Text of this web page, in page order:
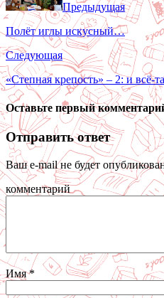
Предыдущая
Полёт иглы искусный…
Следующая
«Степная крепость» – 2: и всё-
Оставьте первый
Отправить ответ
Ваш e-mail не будет
комментарий
Имя*